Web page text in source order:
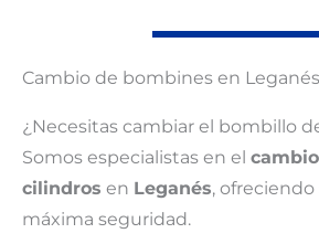
Cambio de bombines en Leganés
¿Necesitas cambiar el bombillo
Somos especialistas en el
cilindros en Leganés,
máxima seguridad.